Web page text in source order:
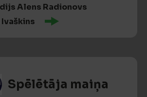
Alens Radionovs
Spēlētāja maiņa